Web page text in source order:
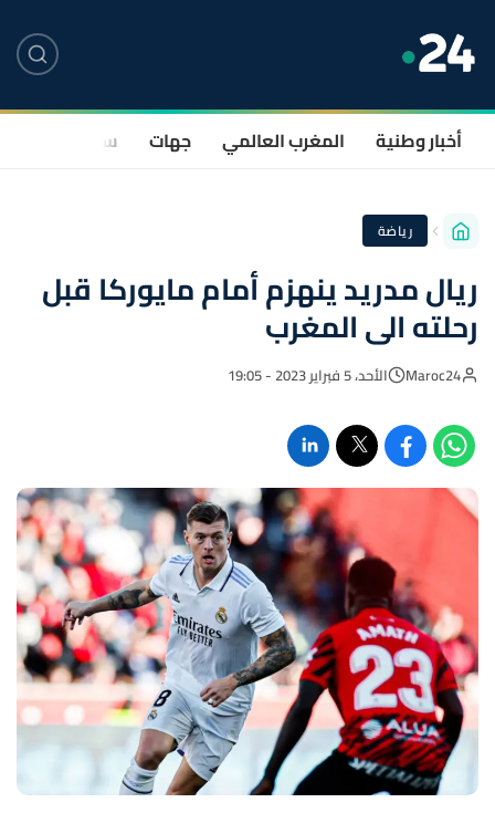
أخبار وطنية المغرب العالمي جهات سياسة
رياضة
ريال مدريد ينهزم أمام مايوركا قبل
رحلته الى المغرب
Maroc24 الأحد، 5 فبراير 2023 - 19:05